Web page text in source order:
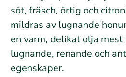
söt, fräsch, örtig och
mildras av lugnande
en varm, delikat olja mest
lugnande, renande och
egenskaper.